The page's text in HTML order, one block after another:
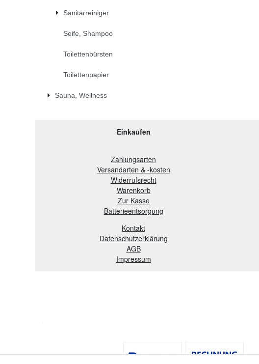
Sanitärreiniger
Seife, Shampoo
Toilettenbürsten
Toilettenpapier
Sauna, Wellness
Einkaufen
Zahlungsarten
Versandarten & -kosten
Widerrufsrecht
Warenkorb
Zur Kasse
Batterieentsorgung
Kontakt
Datenschutzerklärung
AGB
Impressum